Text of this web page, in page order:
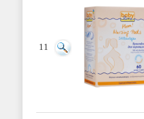
11